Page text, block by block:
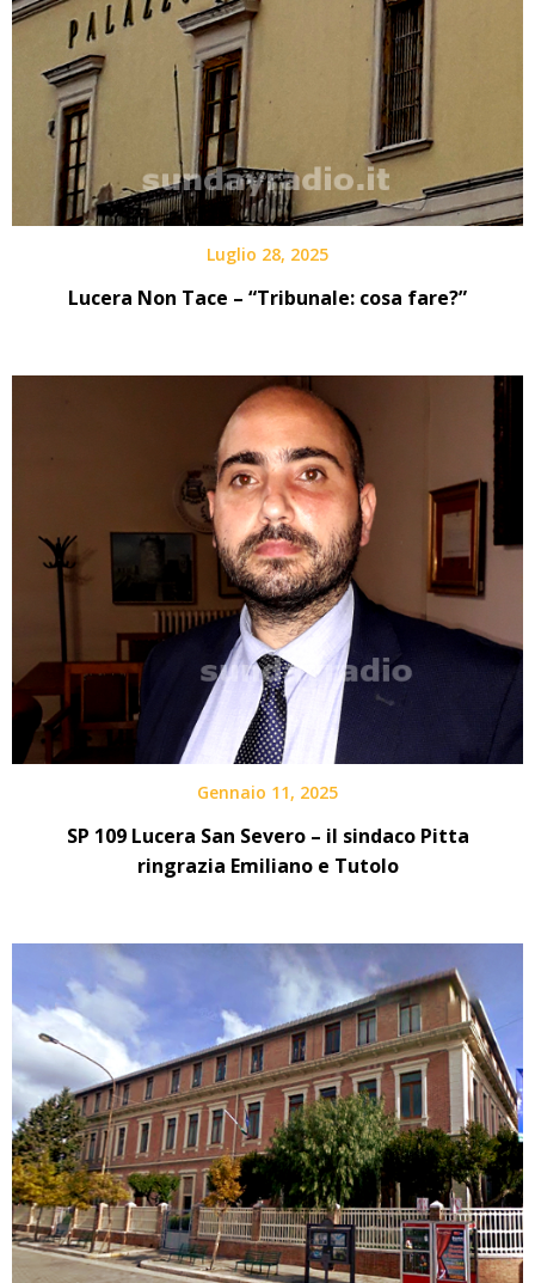
Luglio 28, 2025
Lucera Non Tace – “Tribunale: cosa fare?”
Gennaio 11, 2025
SP 109 Lucera San Severo – il sindaco Pitta
ringrazia Emiliano e Tutolo